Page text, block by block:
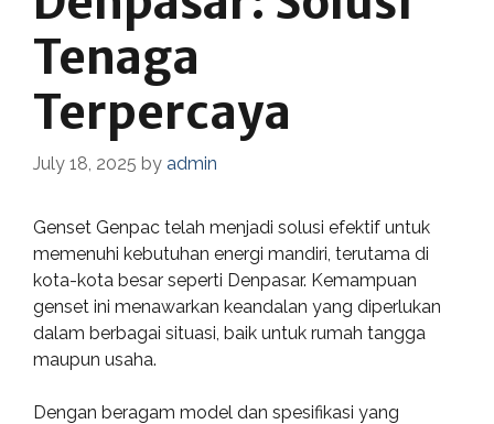
Tenaga
Terpercaya
July 18, 2025 by admin
Genset Genpac telah menjadi solusi efektif untuk
memenuhi kebutuhan energi mandiri, terutama di
kota-kota besar seperti Denpasar. Kemampuan
genset ini menawarkan keandalan yang diperlukan
dalam berbagai situasi, baik untuk rumah tangga
maupun usaha.
Dengan beragam model dan spesifikasi yang